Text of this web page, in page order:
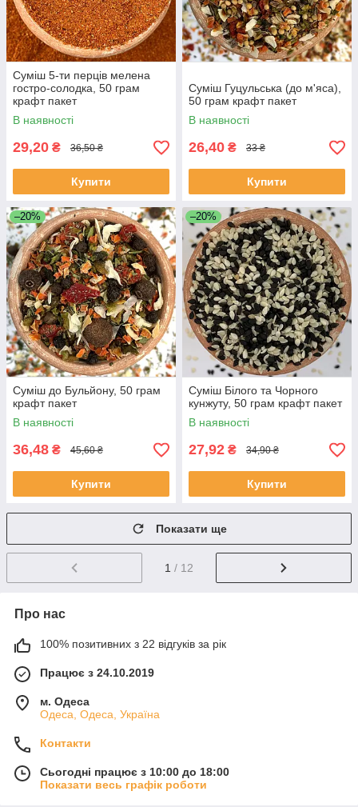
Суміш 5-ти перців мелена
гостро-солодка, 50 грам
крафт пакет
В наявності
29,20 ₴ 36,50 ₴
Купити
Суміш Гуцульська (до м'яса),
50 грам крафт пакет
В наявності
26,40 ₴ 33 ₴
Купити
–20%
Суміш до Бульйону, 50 грам
крафт пакет
В наявності
36,48 ₴ 45,60 ₴
Купити
–20%
Суміш Білого та Чорного
кунжуту, 50 грам крафт пакет
В наявності
27,92 ₴ 34,90 ₴
Купити
Показати ще
1 / 12
Про нас
100% позитивних з 22 відгуків за рік
Працює з 24.10.2019
м. Одеса
Одеса, Одеса, Україна
Контакти
Сьогодні працює з 10:00 до 18:00
Показати весь графік роботи